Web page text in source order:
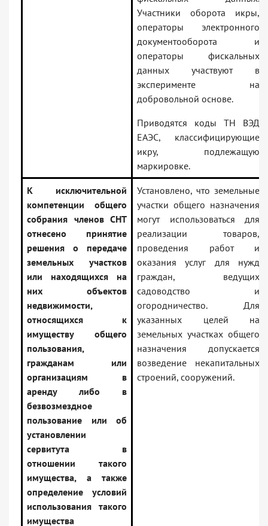
Участники оборота икры,
операторы электронного
документооборота и
операторы фискальных
данных участвуют в
эксперименте на
добровольной основе.
Приводятся коды ТН ВЭД
ЕАЭС, классифицирующие
икру, подлежащую
маркировке.
К исключительной
компетенции общего
собрания членов СНТ
отнесено принятие
решения о передаче
земельных участков
или находящихся на
них объектов
недвижимости,
относящихся к
имуществу общего
пользования,
гражданам или
организациям в
аренду либо в
безвозмездное
пользование или об
установлении
сервитута в
отношении такого
имущества, а также
определение условий
использования такого
имущества
Установлено, что земельные
участки общего назначения
могут использоваться для
реализации товаров,
проведения работ и
оказания услуг для нужд
граждан, ведущих
садоводство и
огородничество. Для
указанных целей на
земельных участках общего
назначения допускается
возведение некапитальных
строений, сооружений.